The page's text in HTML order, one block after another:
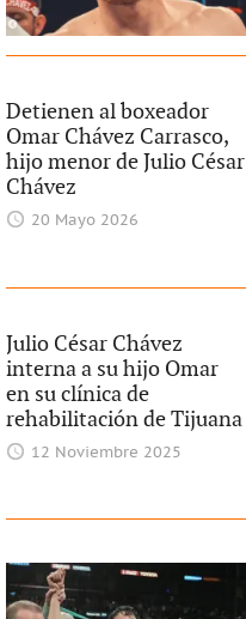
Detienen al boxeador
Omar Chávez Carrasco,
hijo menor de Julio César
Chávez
20 Mayo 2026
Julio César Chávez
interna a su hijo Omar
en su clínica de
rehabilitación de Tijuana
12 Noviembre 2025